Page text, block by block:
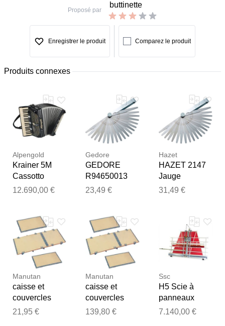
Proposé par
buttinette
Enregistrer le produit Comparez le produit
Produits connexes
Alpengold
Krainer 5M
Cassotto
Contreplaqué
12.690,00 €
Gedore
GEDORE
R94650013
Jauge
23,49 €
Hazet
HAZET 2147
Jauge
d¿épaisseur
31,49 €
Manutan
caisse et
couvercles
contreplaque
21,95 €
Manutan
caisse et
couvercles
contreplaque
139,80 €
Ssc
H5 Scie à
panneaux
verticale 4050
7.140,00 €
examiner vos commentaires
avant de les publier.